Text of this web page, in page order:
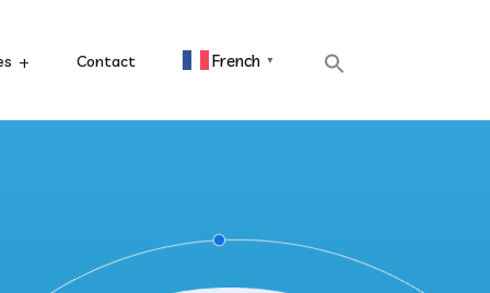
Contact French ▼